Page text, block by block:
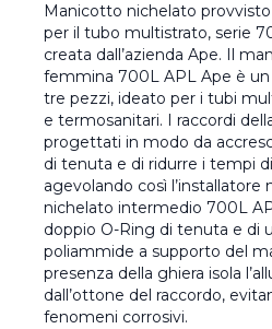
Manicotto nichelato
per il tubo multistrato, serie
creata dall’azienda Ape. Il
femmina 700L APL Ape è
tre pezzi, ideato per i tubi
e termosanitari. I raccordi
progettati in modo da
di tenuta e di ridurre i tempi
agevolando così l’installatore
nichelato intermedio 700L
doppio O-Ring di tenuta e di
poliammide a supporto del
presenza della ghiera isola
dall’ottone del raccordo,
fenomeni corrosivi.